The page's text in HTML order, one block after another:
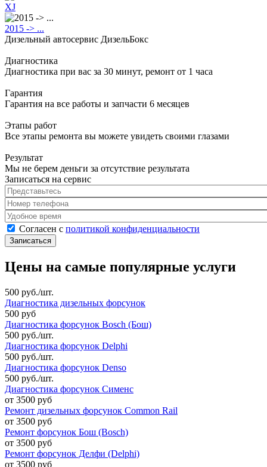
XJ
2015 -> ...
Дизельный автосервис ДизельБокс
Диагностика
Диагностика при вас за 30 минут, ремонт от 1 часа
Гарантия
Гарантия на все работы и запчасти 6 месяцев
Этапы работ
Все этапы ремонта вы можете увидеть своими глазами
Результат
Мы не берем деньги за отсутствие результата
Записаться на сервис
Представьтесь
Номер телефона
Удобное время
Согласен с политикой конфиденциальности*
Согласен с политикой конфиденциальности
Цены на самые популярные услуги
500 руб./шт.
Диагностика дизельных форсунок
500 руб
Диагностика форсунок Bosch (Бош)
500 руб./шт.
Диагностика форсунок Delphi
500 руб./шт.
Диагностика форсунок Denso
500 руб./шт.
Диагностика форсунок Сименс
от 3500 руб
Ремонт дизельных форсунок Common Rail
от 3500 руб
Ремонт форсунок Бош (Bosch)
от 3500 руб
Ремонт форсунок Делфи (Delphi)
от 3500 руб